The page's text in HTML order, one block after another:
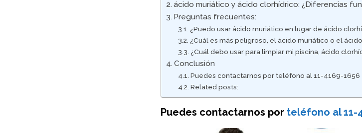
ácido muriático y ácido clorhídrico: ¿Diferencias
Preguntas frecuentes:
¿Puedo usar ácido muriático en lugar de ácido
¿Cuál es más peligroso, el ácido muriático o el
¿Cuál debo usar para limpiar mi piscina, ácido
Conclusión
Puedes contactarnos por teléfono al 11-4169-1656
Related posts:
Puedes contactarnos por teléfono al 11-